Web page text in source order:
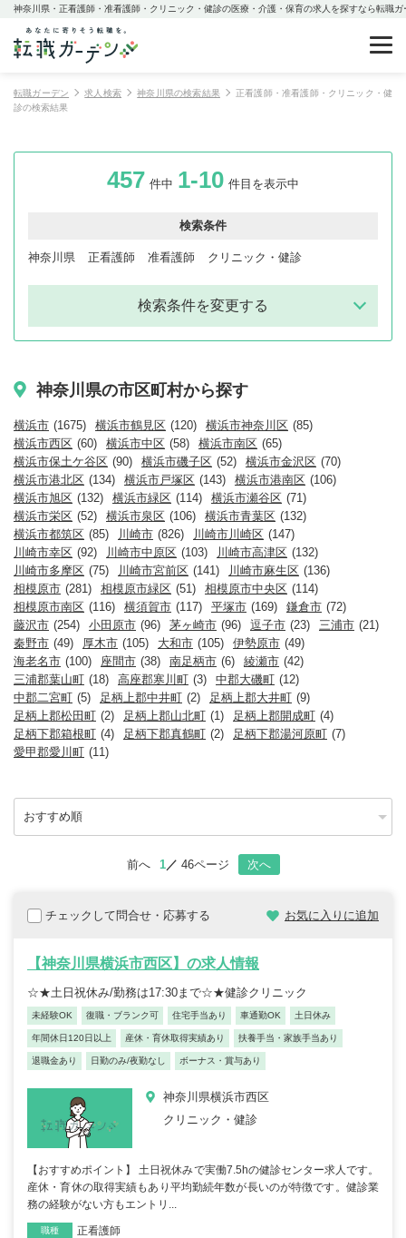
神奈川県・正看護師・准看護師・クリニック・健診の医療・介護・保育の求人を探すなら転職ガ
転職ガーデン 求人検索 神奈川県の検索結果
正看護師・准看護師・クリニック・健
診の検索結果
457 件中 1-10 件目を表示中
検索条件
神奈川県 正看護師 准看護師 クリニック・健診
検索条件を変更する
神奈川県の市区町村から探す
横浜市 (1675) 横浜市鶴見区 (120) 横浜市神奈川区 (85)
横浜市西区 (60) 横浜市中区 (58) 横浜市南区 (65)
横浜市保土ケ谷区 (90) 横浜市磯子区 (52) 横浜市金沢区 (70)
横浜市港北区 (134) 横浜市戸塚区 (143) 横浜市港南区 (106)
横浜市旭区 (132) 横浜市緑区 (114) 横浜市瀬谷区 (71)
横浜市栄区 (52) 横浜市泉区 (106) 横浜市青葉区 (132)
横浜市都筑区 (85) 川崎市 (826) 川崎市川崎区 (147)
川崎市幸区 (92) 川崎市中原区 (103) 川崎市高津区 (132)
川崎市多摩区 (75) 川崎市宮前区 (141) 川崎市麻生区 (136)
相模原市 (281) 相模原市緑区 (51) 相模原市中央区 (114)
相模原市南区 (116) 横須賀市 (117) 平塚市 (169) 鎌倉市 (72)
藤沢市 (254) 小田原市 (96) 茅ヶ崎市 (96) 逗子市 (23) 三浦市 (21)
秦野市 (49) 厚木市 (105) 大和市 (105) 伊勢原市 (49)
海老名市 (100) 座間市 (38) 南足柄市 (6) 綾瀬市 (42)
三浦郡葉山町 (18) 高座郡寒川町 (3) 中郡大磯町 (12)
中郡二宮町 (5) 足柄上郡中井町 (2) 足柄上郡大井町 (9)
足柄上郡松田町 (2) 足柄上郡山北町 (1) 足柄上郡開成町 (4)
足柄下郡箱根町 (4) 足柄下郡真鶴町 (2) 足柄下郡湯河原町 (7)
愛甲郡愛川町 (11)
前へ 1 46ページ 次へ
チェックして問合せ・応募する お気に入りに追加
【神奈川県横浜市西区】の求人情報
☆★土日祝休み/勤務は17:30まで☆★健診クリニック
未経験OK 復職・ブランク可 住宅手当あり 車通勤OK 土日休み
年間休日120日以上 産休・育休取得実績あり 扶養手当・家族手当あり
退職金あり 日勤のみ/夜勤なし ボーナス・賞与あり
神奈川県横浜市西区
クリニック・健診
【おすすめポイント】 土日祝休みで実働7.5hの健診センター求人です。
産休・育休の取得実績もあり平均勤続年数が長いのが特徴です。健診業
務の経験がない方もエントリ...
職種 正看護師